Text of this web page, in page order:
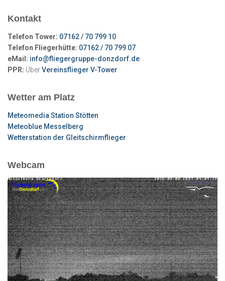
Kontakt
Telefon Tower: 07162 / 70 799 10
Telefon Fliegerhütte: 07162 / 70 799 07
eMail: info@fliegergruppe-donzdorf.de
PPR: ÜberVereinsflieger V-Tower
Wetter am Platz
Meteomedia Station Stötten
Meteoblue Messelberg
Wetterstation der Gleitschirmflieger
Webcam